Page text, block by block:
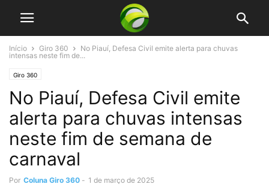
Início Giro 360
No Piauí, Defesa Civil emite alerta para chuvas
intensas neste fim de...
Giro 360
No Piauí, Defesa Civil emite
alerta para chuvas intensas
neste fim de semana de
carnaval
Por Coluna Giro 360 - 1 de março de 2025